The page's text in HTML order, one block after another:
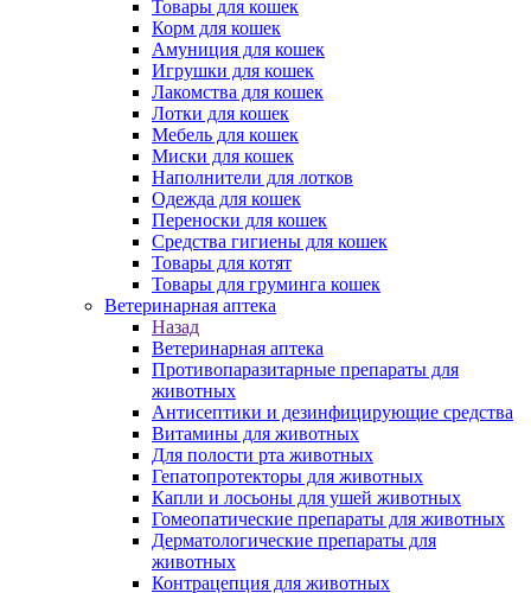
Товары для кошек
Корм для кошек
Амуниция для кошек
Игрушки для кошек
Лакомства для кошек
Лотки для кошек
Мебель для кошек
Миски для кошек
Наполнители для лотков
Одежда для кошек
Переноски для кошек
Средства гигиены для кошек
Товары для котят
Товары для груминга кошек
Ветеринарная аптека
Назад
Ветеринарная аптека
Противопаразитарные препараты для
животных
Антисептики и дезинфицирующие средства
Витамины для животных
Для полости рта животных
Гепатопротекторы для животных
Капли и лосьоны для ушей животных
Гомеопатические препараты для животных
Дерматологические препараты для
животных
Контрацепция для животных